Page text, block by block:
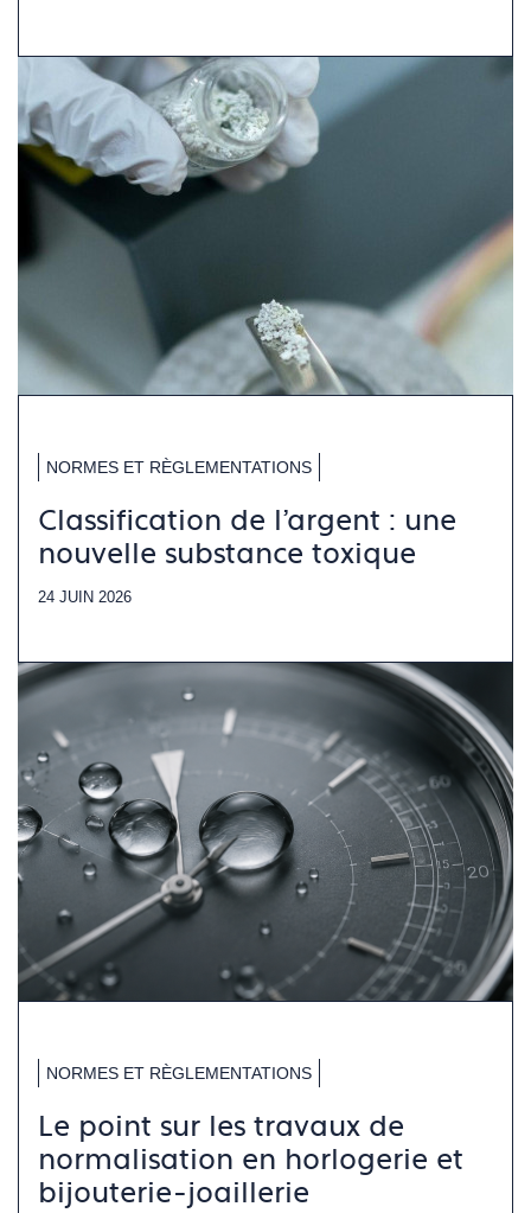
NORMES ET RÈGLEMENTATIONS
Classification de l’argent : une
nouvelle substance toxique
24 JUIN 2026
NORMES ET RÈGLEMENTATIONS
Le point sur les travaux de
normalisation en horlogerie et
bijouterie-joaillerie